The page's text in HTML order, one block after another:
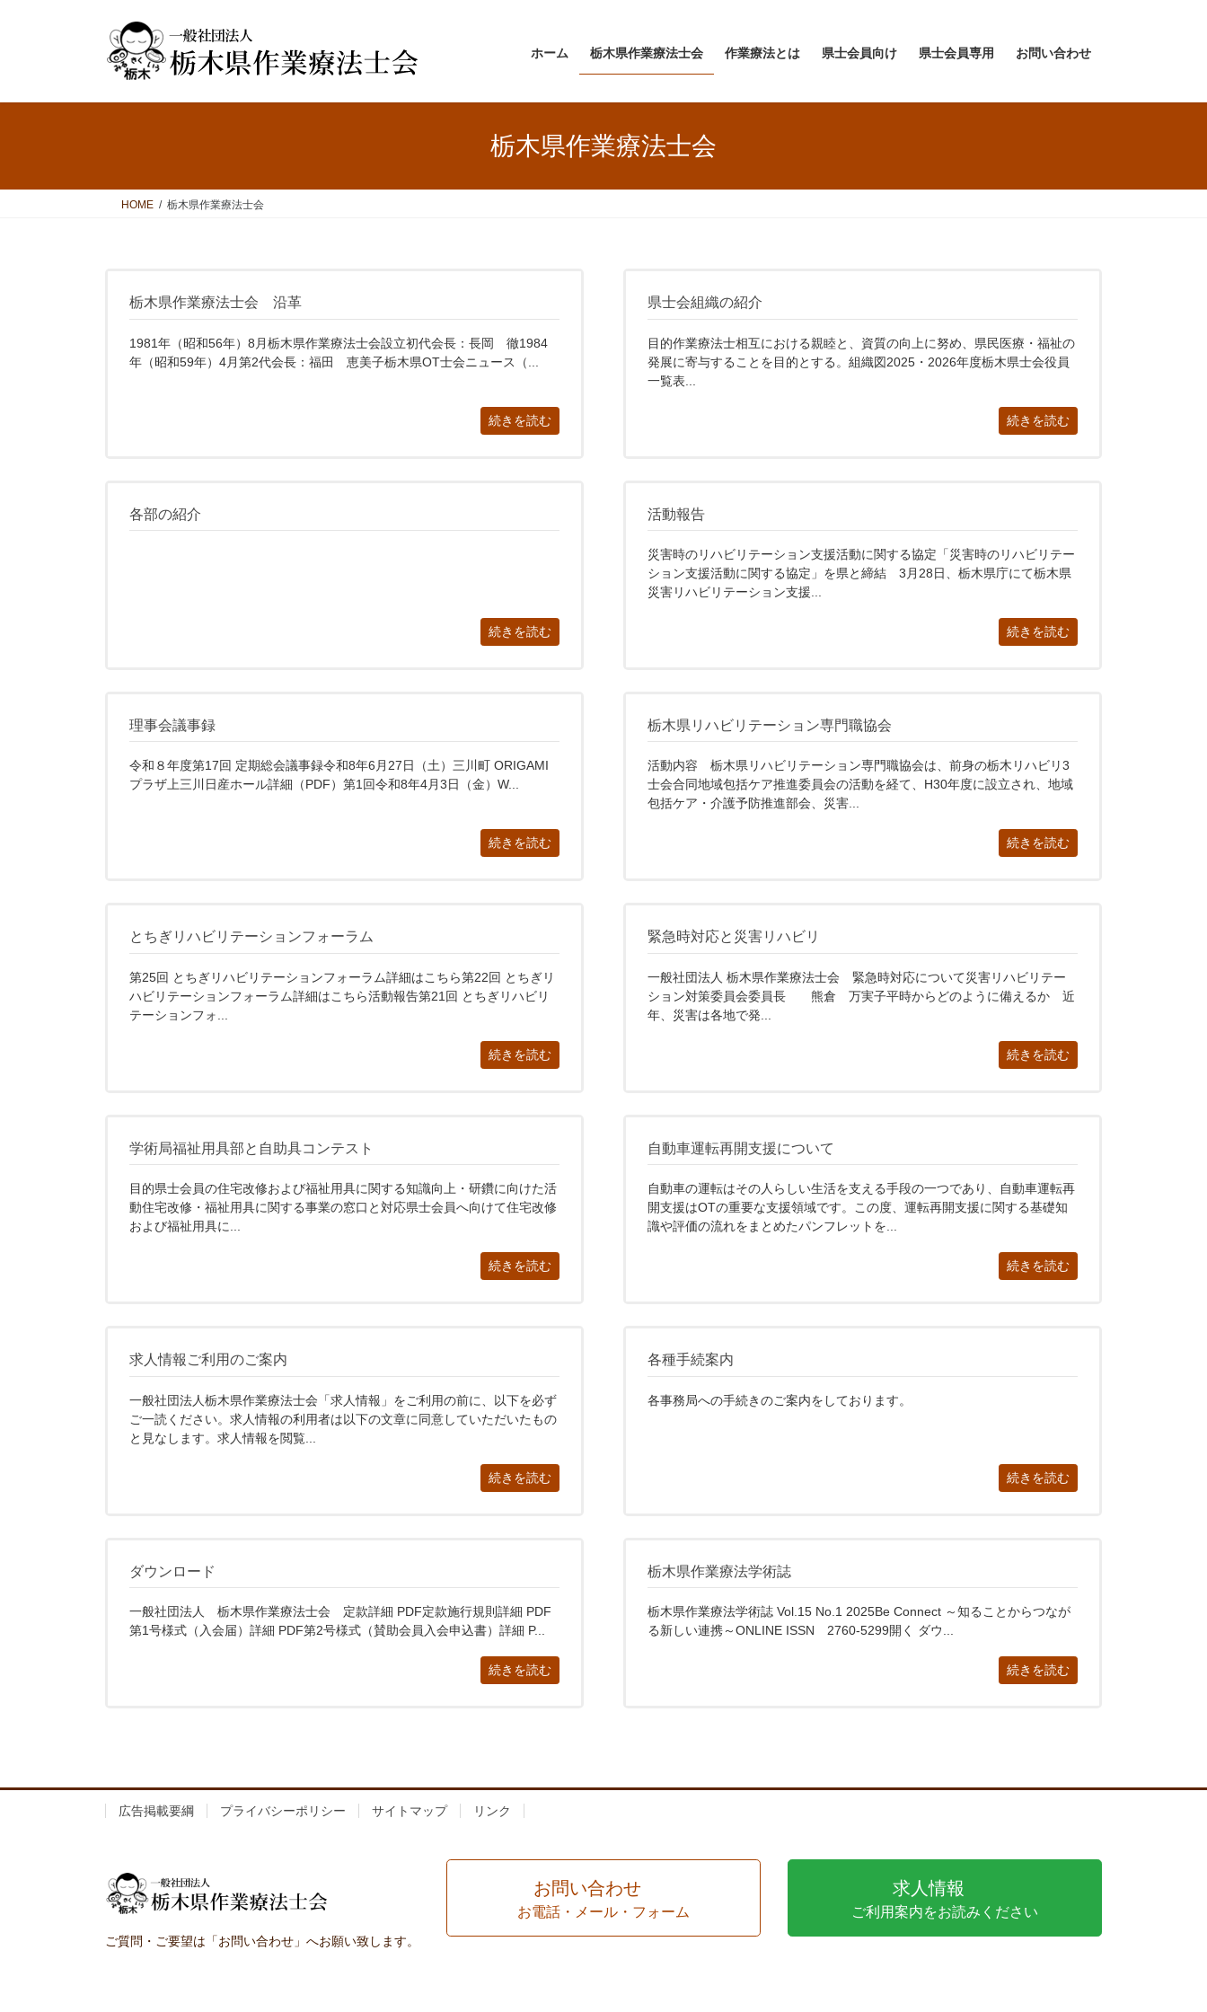
ホーム 栃木県作業療法士会 作業療法とは 県士会員向け 県士会員専用 お問い合わせ
栃木県作業療法士会
HOME 栃木県作業療法士会
栃木県作業療法士会 沿革
1981年（昭和56年）8月栃木県作業療法士会設立初代会長：長岡 徹1984
年（昭和59年）4月第2代会長：福田 恵美子栃木県OT士会ニュース（...
続きを読む
県士会組織の紹介
目的作業療法士相互における親睦と、資質の向上に努め、県民医療・福祉の
発展に寄与することを目的とする。組織図2025・2026年度栃木県士会役員
一覧表...
続きを読む
各部の紹介
続きを読む
活動報告
災害時のリハビリテーション支援活動に関する協定「災害時のリハビリテー
ション支援活動に関する協定」を県と締結 3月28日、栃木県庁にて栃木県
災害リハビリテーション支援...
続きを読む
理事会議事録
令和８年度第17回 定期総会議事録令和8年6月27日（土）三川町 ORIGAMI
プラザ上三川日産ホール詳細（PDF）第1回令和8年4月3日（金）W...
続きを読む
栃木県リハビリテーション専門職協会
活動内容 栃木県リハビリテーション専門職協会は、前身の栃木リハビリ3
士会合同地域包括ケア推進委員会の活動を経て、H30年度に設立され、地域
包括ケア・介護予防推進部会、災害...
続きを読む
とちぎリハビリテーションフォーラム
第25回 とちぎリハビリテーションフォーラム詳細はこちら第22回 とちぎリ
ハビリテーションフォーラム詳細はこちら活動報告第21回 とちぎリハビリ
テーションフォ...
続きを読む
緊急時対応と災害リハビリ
一般社団法人 栃木県作業療法士会 緊急時対応について災害リハビリテー
ション対策委員会委員長 熊倉 万実子平時からどのように備えるか 近
年、災害は各地で発...
続きを読む
学術局福祉用具部と自助具コンテスト
目的県士会員の住宅改修および福祉用具に関する知識向上・研鑽に向けた活
動住宅改修・福祉用具に関する事業の窓口と対応県士会員へ向けて住宅改修
および福祉用具に...
続きを読む
自動車運転再開支援について
自動車の運転はその人らしい生活を支える手段の一つであり、自動車運転再
開支援はOTの重要な支援領域です。この度、運転再開支援に関する基礎知
識や評価の流れをまとめたパンフレットを...
続きを読む
求人情報ご利用のご案内
一般社団法人栃木県作業療法士会「求人情報」をご利用の前に、以下を必ず
ご一読ください。求人情報の利用者は以下の文章に同意していただいたもの
と見なします。求人情報を閲覧...
続きを読む
各種手続案内
各事務局への手続きのご案内をしております。
続きを読む
ダウンロード
一般社団法人 栃木県作業療法士会 定款詳細 PDF定款施行規則詳細 PDF
第1号様式（入会届）詳細 PDF第2号様式（賛助会員入会申込書）詳細 P...
続きを読む
栃木県作業療法学術誌
栃木県作業療法学術誌 Vol.15 No.1 2025Be Connect ～知ることからつなが
る新しい連携～ONLINE ISSN 2760-5299開く ダウ...
続きを読む
広告掲載要綱 プライバシーポリシー サイトマップ リンク
ご質問・ご要望は「お問い合わせ」へお願い致します。
お問い合わせ
お電話・メール・フォーム
求人情報
ご利用案内をお読みください